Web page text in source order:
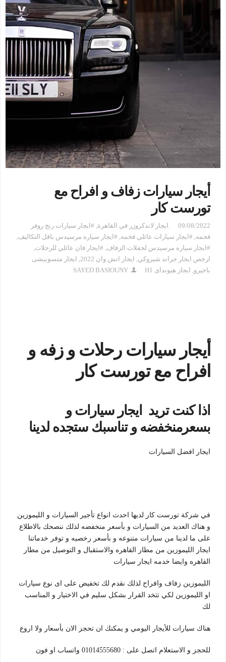
أيجار سيارات زفاف و افراح مع
تورست كار
09/08/2022 .ايجار لاندكروزر في القاهرة, #ايجار سيارات رنج روفر
فخمه, #ايجار سيارات عائلي فخمه, #ايجار سياره مرسيدس باقل التكاليف,
#ايجار سياره مرسيدس لحفلات الزفاف, #ايجار فان عائلي للرحلات,
ارخص ايجار جراند شيروكي, ايجار اتش وان 2022 , ايجار متسوبيشى
باجيرو, ايجار هيونداى H1 SAYED BASIOUNY
أيجار سيارات رحلات و زفه و
افراح مع تورست كار
اذا كنت تريد ايجار سيارات و
بسعرمنخفضه و تناسبك ستجده لدينا
يجار افضل السيارات
في شركة تورست كار لديها احدث انواع تأجير السيارات و
الليموزين
و هناك العديد من السيارات و بأسعر منخفضه لذلك ننصحك بالاطلاع
على ما لدينا من سيارات متنوعه و بأسعر رخصيه و توفر خدماتنا
ايجار الليموزين من مطار القاهره والاستقبال و التوصيل من مطار
القاهره وايضا خدمه ايجار سيارات
الليموزين زفاف وافراح لذلك نقدم لك تخفيض على اى نوع سيارات
او
الليموزين لكي تتخد القرار بشكل سليم في الاختيار و المناسب
لك
هناك سيارات للأيجار اليومي و يمكنك ان تحجز الان بأسعار ولا اروع
للحجز و الاستعلام اتصل على : 01014555680 واتساب او فون